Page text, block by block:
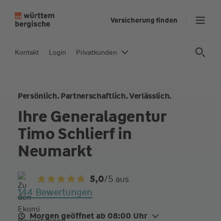
In
Versicherung finden
Kontakt Login Privatkunden
Persönlich. Partnerschaftlich. Verlässlich.
Ihre Generalagentur
Timo Schlierf in
Neumarkt
5,0/5 aus
144 Bewertungen
Morgen geöffnet ab 08:00 Uhr